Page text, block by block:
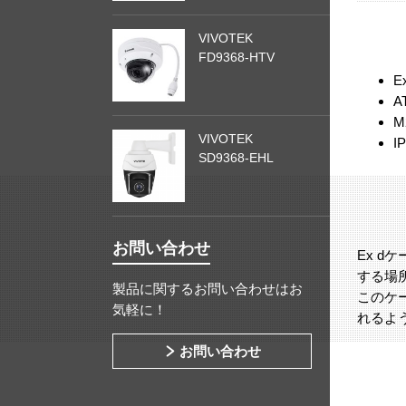
Ex dケ
する場
このケ
れるよ
VIVOTEK
FD9368-HTV
VIVOTEK
SD9368-EHL
お問い合わせ
製品に関するお問い合わせはお
気軽に！
お問い合わせ